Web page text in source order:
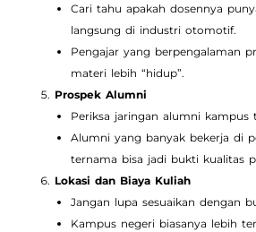
Cari tahu apakah dosennya
langsung di industri otomotif.
Pengajar yang berpengalaman
materi lebih “hidup”.
Prospek Alumni
Periksa jaringan alumni kampus
Alumni yang banyak bekerja di
ternama bisa jadi bukti kualitas
Lokasi dan Biaya Kuliah
Jangan lupa sesuaikan dengan
Kampus negeri biasanya lebih